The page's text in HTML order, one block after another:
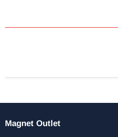
Magnet Outlet